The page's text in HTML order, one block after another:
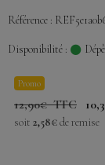
Référence :
Disponibilité :
Promo
12,90€ TTC
soit 2,58€de remise